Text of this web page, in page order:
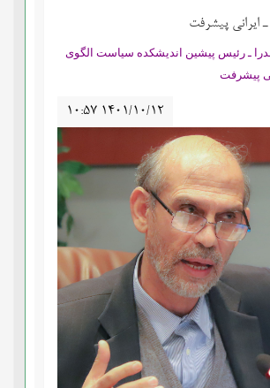
ایرانی پیشرفت
ـ رئیس پیشین اندیشکده سیاست الگوی
پیشرفت
۱۰:۵۷ ۱۴۰۱/۱۰/۱۲